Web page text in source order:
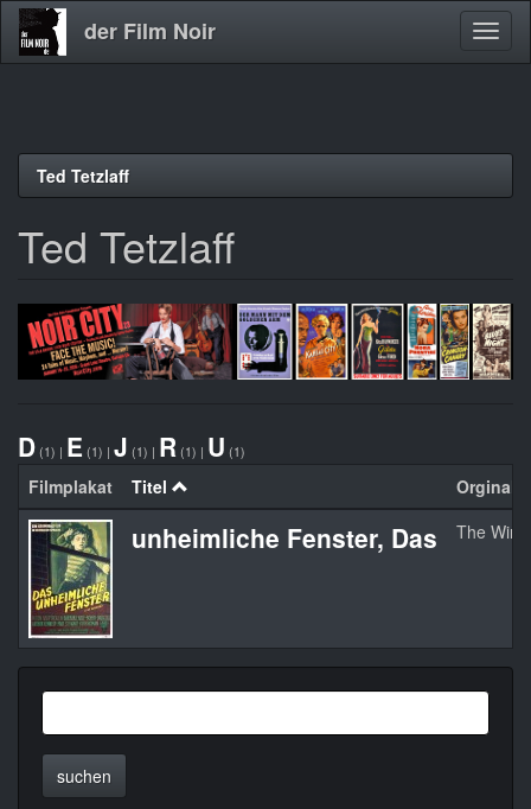
Direkt
der Film Noir
Ted Tetzlaff
Ted Tetzlaff
D (1) | E (1) | J (1) | R (1) | U (1)
Filmplakat Titel
unheimliche Fenster, Das The
suchen